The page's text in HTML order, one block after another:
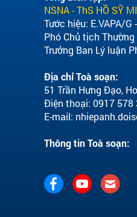
NSNA - ThS HỒ SỸ
Tước hiệu: E.VAPA/G
Phó Chủ tịch
Trưởng Ban Lý luận
Địa chỉ Toà soạn:
51 Trần Hưng Đạo,
Điện thoại: 0917 578
E-mail:
Thông tin Toà soạn: